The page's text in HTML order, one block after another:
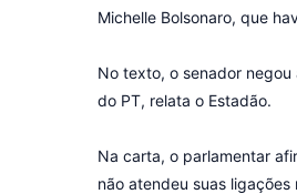
Michelle Bolsonaro, que
No texto, o senador negou
do PT, relata o Estadão.
Na carta, o parlamentar
não atendeu suas